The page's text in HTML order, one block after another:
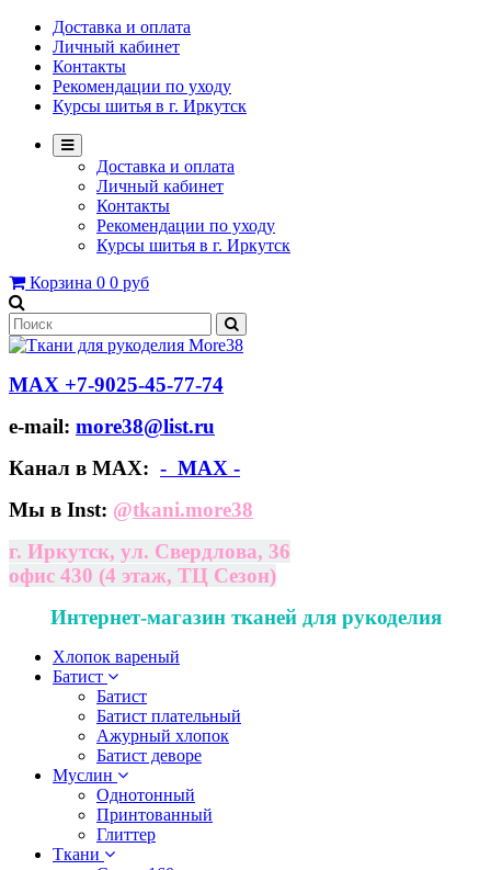
Доставка и оплата
Личный кабинет
Контакты
Рекомендации по уходу
Курсы шитья в г. Иркутск
Доставка и оплата
Личный кабинет
Контакты
Рекомендации по уходу
Курсы шитья в г. Иркутск
Корзина 0 0 руб
МАХ +7-9025-45-77-74
e-mail: more38@list.ru
Канал в МАХ: - МАХ -
Мы в Inst: @tkani.more38
г. Иркутск, ул. Свердлова, 36
офис 430 (4 этаж, ТЦ Сезон)
Интернет-магазин тканей для рукоделия
Хлопок вареный
Батист
Батист
Батист плательный
Ажурный хлопок
Батист деворе
Муслин
Однотонный
Принтованный
Глиттер
Ткани